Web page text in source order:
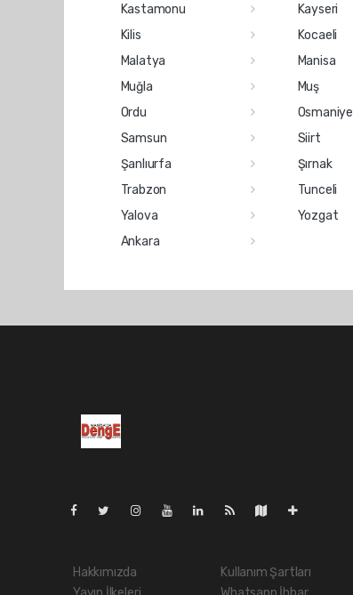
Kastamonu
Kayseri
Kilis
Kocaeli
Malatya
Manisa
Muğla
Muş
Ordu
Osmaniye
Samsun
Siirt
Şanlıurfa
Şırnak
Trabzon
Tunceli
Yalova
Yozgat
Ankara
Hakkımızda
Kullanım Şartları